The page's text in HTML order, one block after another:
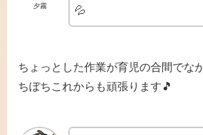
夕霧 💦
ちょっとした作業が育児の合間でな
ちぼちこれからも頑張ります🎵